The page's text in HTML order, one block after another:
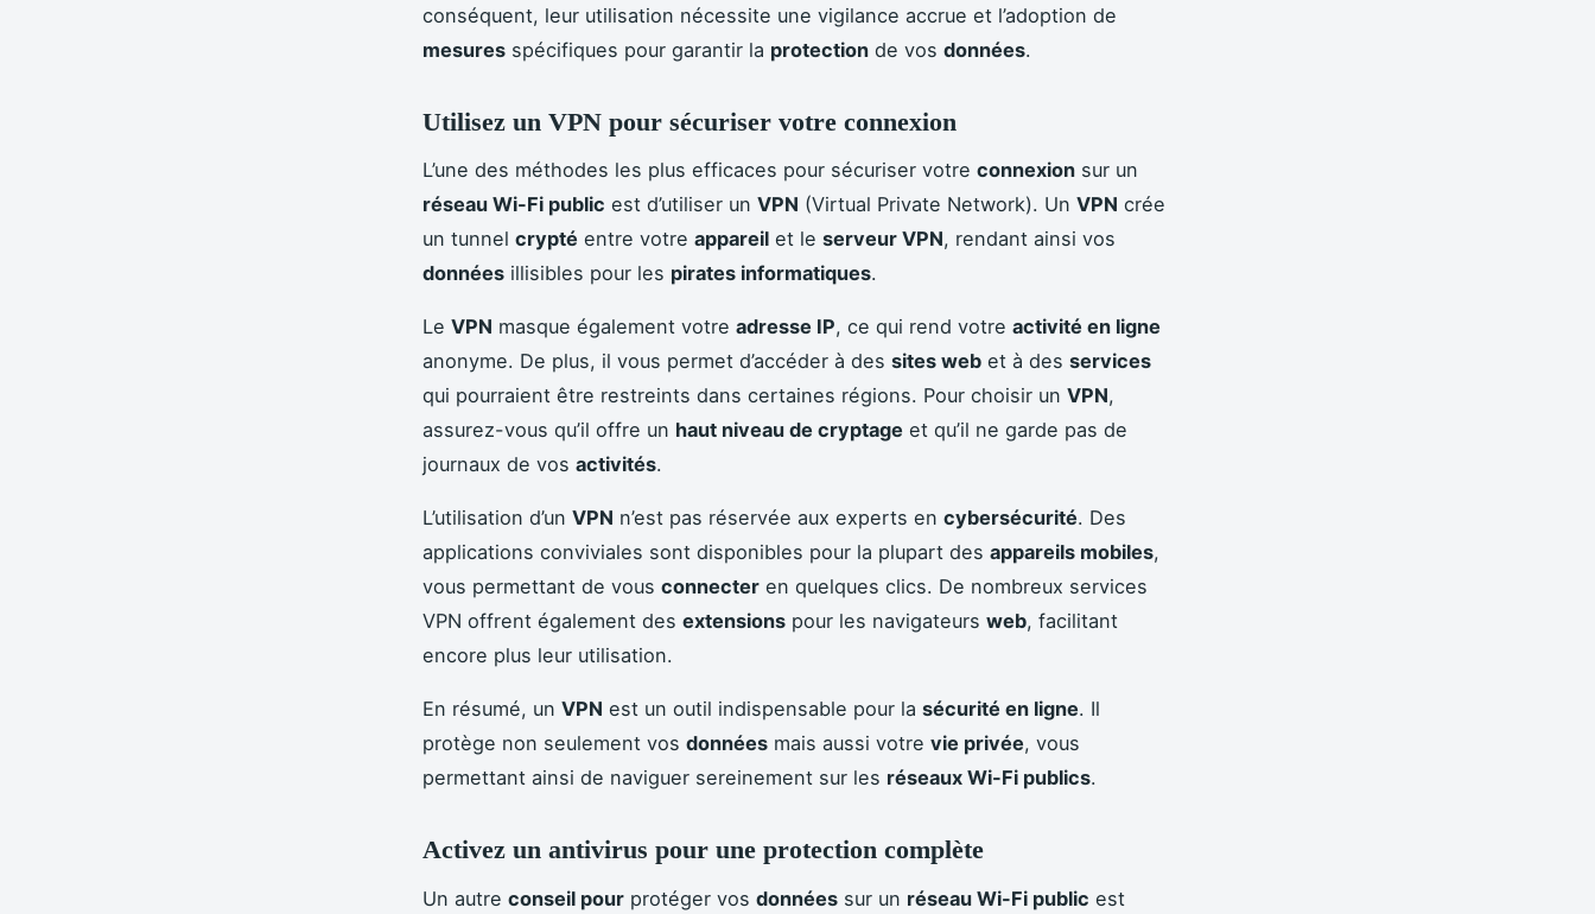
conséquent, leur utilisation nécessite une vigilance accrue et l’adoption de
mesures spécifiques pour garantir la protection de vos données.
Utilisez un VPN pour sécuriser votre connexion
L’une des méthodes les plus efficaces pour sécuriser votre connexion sur un
réseau Wi-Fi public est d’utiliser un VPN (Virtual Private Network). Un VPN crée
un tunnel crypté entre votre appareil et le serveur VPN, rendant ainsi vos
données illisibles pour les pirates informatiques.
Le VPN masque également votre adresse IP, ce qui rend votre activité en ligne
anonyme. De plus, il vous permet d’accéder à des sites web et à des services
qui pourraient être restreints dans certaines régions. Pour choisir un VPN,
assurez-vous qu’il offre un haut niveau de cryptage et qu’il ne garde pas de
journaux de vos activités.
L’utilisation d’un VPN n’est pas réservée aux experts en cybersécurité. Des
applications conviviales sont disponibles pour la plupart des appareils mobiles,
vous permettant de vous connecter en quelques clics. De nombreux services
VPN offrent également des extensions pour les navigateurs web, facilitant
encore plus leur utilisation.
En résumé, un VPN est un outil indispensable pour la sécurité en ligne. Il
protège non seulement vos données mais aussi votre vie privée, vous
permettant ainsi de naviguer sereinement sur les réseaux Wi-Fi publics.
Activez un antivirus pour une protection complète
Un autre conseil pour protéger vos données sur un réseau Wi-Fi public est